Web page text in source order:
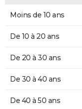
Moins de 10 ans
De 10 à 20 ans
De 20 à 30 ans
De 30 à 40 ans
De 40 à 50 ans